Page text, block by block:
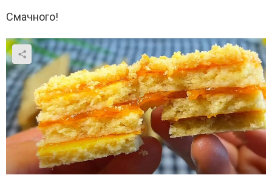
Смачного!